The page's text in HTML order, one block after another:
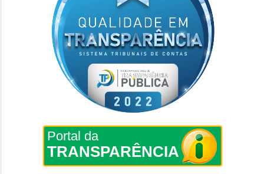
Portal da
TRANSPARÊNCIA